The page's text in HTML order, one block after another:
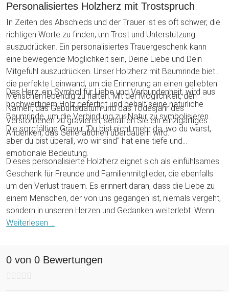
Personalisiertes Holzherz mit Trostspruch
In Zeiten des Abschieds und der Trauer ist es oft schwer, die
richtigen Worte zu finden, um Trost und Unterstützung
auszudrücken. Ein personalisiertes Trauergeschenk kann
eine bewegende Möglichkeit sein, Deine Liebe und Dein
Mitgefühl auszudrücken. Unser Holzherz mit Baumrinde bietet
die perfekte Leinwand, um die Erinnerung an einen geliebten
Menschen lebendig zu halten. Mit der Möglichkeit, den
Namen, das Geburtsdatum und das Todesjahr des
Verstorbenen zu gravieren, schaffen Sie ein einzigartiges
Andenken, das Generationen überdauern wird.
Das Herz, ein Symbol für Liebe und Verbundenheit, wird aus
hochwertigem Holz gefertigt und behält seine natürliche
Baumrinde, um die Verbindung zur Natur zu symbolisieren.
Die sorgfältige Gravur "Du bist nicht mehr da, wo du warst,
aber du bist überall, wo wir sind" hat eine tiefe und
emotionale Bedeutung.
Dieses personalisierte Holzherz eignet sich als einfühlsames
Geschenk für Freunde und Familienmitglieder, die ebenfalls
um den Verlust trauern. Es erinnert daran, dass die Liebe zu
einem Menschen, der von uns gegangen ist, niemals vergeht,
sondern in unseren Herzen und Gedanken weiterlebt. Wenn
Du auf der Suche nach einem sinnvollen und dauerhaften
perfekte Wahl. Es hilft dabei, den geliebten Menschen in
Weiterlesen ...
0 von 0 Bewertungen